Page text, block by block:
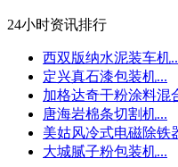
24小时资讯排行
西双版纳水泥装车机
定兴真石漆包装机...
加格达奇干粉涂料混
唐海岩棉条切割机...
美姑风冷式电磁除铁
大城腻子粉包装机...